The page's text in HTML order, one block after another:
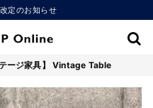
定のお知らせ
ージ家具】 Vintage Table